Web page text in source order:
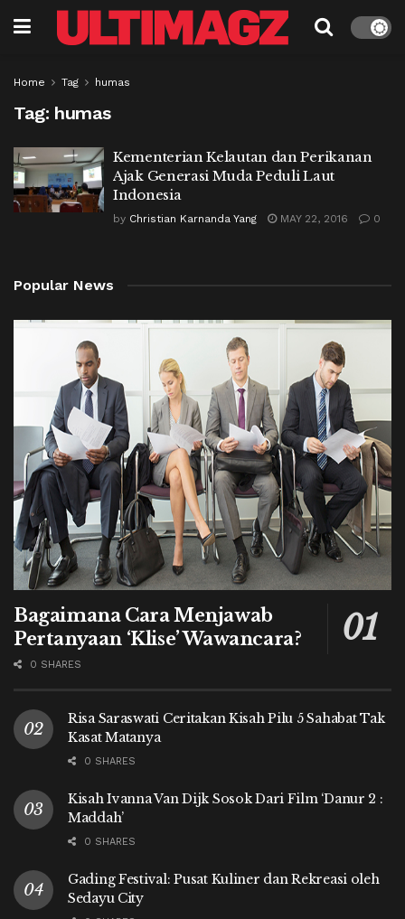
Home Tag humas
Tag: humas
Kementerian Kelautan dan Perikanan
Ajak Generasi Muda Peduli Laut
Indonesia
by Christian Karnanda Yang MAY 22, 2016 0
Popular News
Bagaimana Cara Menjawab
Pertanyaan ‘Klise’ Wawancara?
0 SHARES
Risa Saraswati Ceritakan Kisah Pilu 5 Sahabat Tak
Kasat Matanya
0 SHARES
Kisah Ivanna Van Dijk Sosok Dari Film ‘Danur 2 :
Maddah’
0 SHARES
Gading Festival: Pusat Kuliner dan Rekreasi oleh
Sedayu City